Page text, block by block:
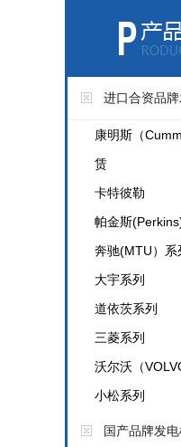
进口合资品
康明斯（
赁
卡特彼勒
帕金斯
奔驰(MTU）系
大宇系列
道依茨系列
三菱系列
沃尔沃（
小松系列
国产品牌发电